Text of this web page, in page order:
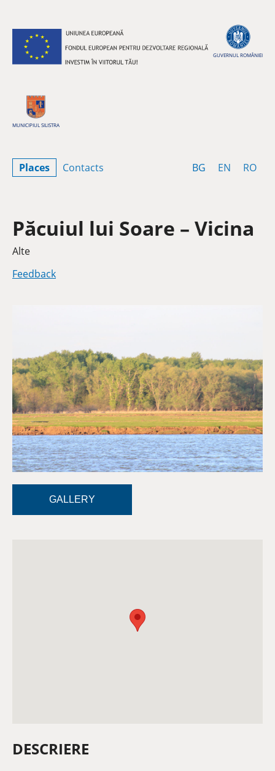
GUVERNUL ROMÂNIEI
MUNICIPIUL SILISTRA
BG Bulgarian
EN English
RO
Places Contacts
Păcuiul lui Soare – Vicina
Category
Alte
Feedback
GALLERY
DESCRIERE